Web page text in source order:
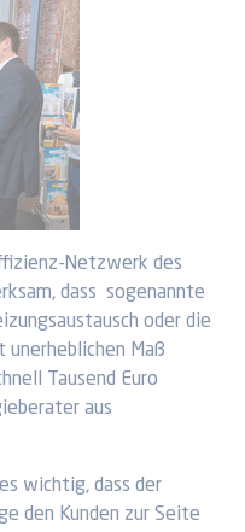
Netzwerk des
dass sogenannte
oder die
unerheblichen Maß
Tausend Euro
aus
wichtig, dass der
den Kunden zur Seite